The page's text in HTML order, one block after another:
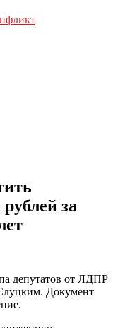
за
депутатов от ЛДПР
Документ